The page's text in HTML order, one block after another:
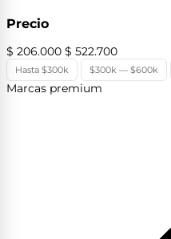
Precio
$ 206.000 $ 522.700
Hasta $300k $300k — $600k
Marcas premium